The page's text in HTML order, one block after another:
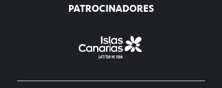
PATROCINADORES